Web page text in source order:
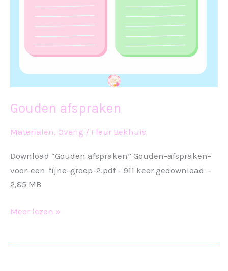
Gouden afspraken
Materialen, Overig / Fleur Bekhuis
Download “Gouden afspraken” Gouden-afspraken-
voor-een-fijne-groep-2.pdf – 911 keer gedownload –
2,85 MB
Gouden
Meer lezen »